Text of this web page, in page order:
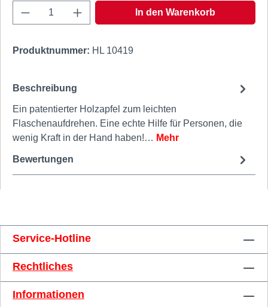
Produkt Anzahl: Gib den gewünschten
In den Warenkorb
Produktnummer: HL 10419
Beschreibung
Ein patentierter Holzapfel zum leichten
Flaschenaufdrehen. Eine echte Hilfe für Personen, die
wenig Kraft in der Hand haben!… Mehr
Bewertungen
Service-Hotline
Rechtliches
Informationen